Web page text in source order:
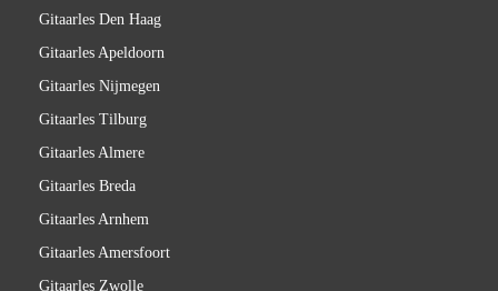
Gitaarles Den Haag
Gitaarles Apeldoorn
Gitaarles Nijmegen
Gitaarles Tilburg
Gitaarles Almere
Gitaarles Breda
Gitaarles Arnhem
Gitaarles Amersfoort
Gitaarles Zwolle